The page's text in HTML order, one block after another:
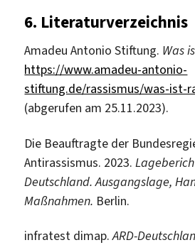
6. Literaturverzeichnis
Amadeu Antonio Stiftung. Was
https://www.amadeu-antonio-
stiftung.de/rassismus/was-ist-
(abgerufen am 25.11.2023).
Die Beauftragte der
Antirassismus. 2023.
Deutschland. Ausgangslage,
Maßnahmen. Berlin.
infratest dimap.ARD-